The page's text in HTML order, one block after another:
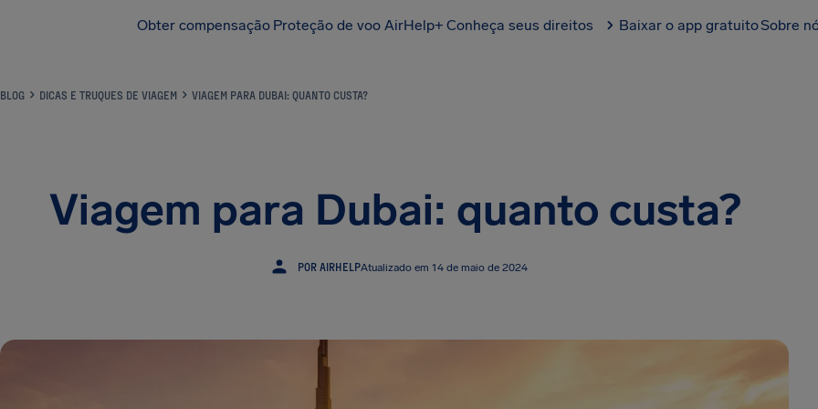
Obter compensação Proteção de voo AirHelp+ Conheça seus direitos Baixar o app gratuitoSobre
BLOG DICAS E TRUQUES DE VIAGEM VIAGEM PARA DUBAI: QUANTO CUSTA?
Viagem para Dubai: quanto custa?
POR AIRHELPAtualizado em 14 de maio de 2024